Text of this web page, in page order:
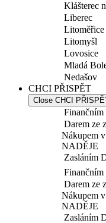
Klášterec
Liberec
Litoměřice
Litomyšl
Lovosice
Mladá
Nedašov
CHCI PŘISPĚT
Close CHCI
Finančním
Darem ze
Nákupem
NADĚJE
Zasláním
Finančním
Darem ze
Nákupem
NADĚJE
Zasláním